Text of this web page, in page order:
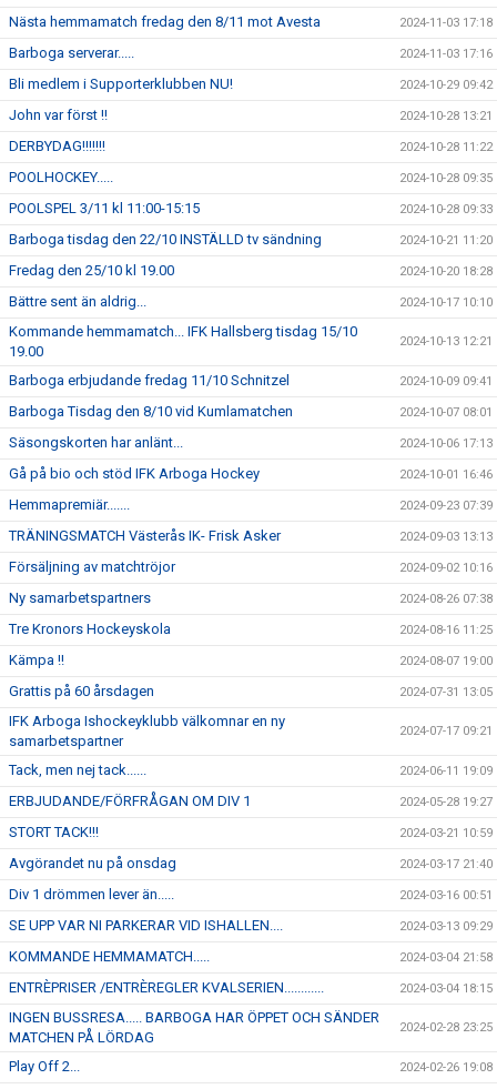
Nästa hemmamatch fredag den 8/11 mot Avesta 2024-11-03 17:18
Barboga serverar..... 2024-11-03 17:16
Bli medlem i Supporterklubben NU! 2024-10-29 09:42
John var först !! 2024-10-28 13:21
DERBYDAG!!!!!!! 2024-10-28 11:22
POOLHOCKEY..... 2024-10-28 09:35
POOLSPEL 3/11 kl 11:00-15:15 2024-10-28 09:33
Barboga tisdag den 22/10 INSTÄLLD tv sändning 2024-10-21 11:20
Fredag den 25/10 kl 19.00 2024-10-20 18:28
Bättre sent än aldrig... 2024-10-17 10:10
Kommande hemmamatch... IFK Hallsberg tisdag 15/10
19.00
2024-10-13 12:21
Barboga erbjudande fredag 11/10 Schnitzel 2024-10-09 09:41
Barboga Tisdag den 8/10 vid Kumlamatchen 2024-10-07 08:01
Säsongskorten har anlänt... 2024-10-06 17:13
Gå på bio och stöd IFK Arboga Hockey 2024-10-01 16:46
Hemmapremiär....... 2024-09-23 07:39
TRÄNINGSMATCH Västerås IK- Frisk Asker 2024-09-03 13:13
Försäljning av matchtröjor 2024-09-02 10:16
Ny samarbetspartners 2024-08-26 07:38
Tre Kronors Hockeyskola 2024-08-16 11:25
Kämpa !! 2024-08-07 19:00
Grattis på 60 årsdagen 2024-07-31 13:05
IFK Arboga Ishockeyklubb välkomnar en ny
samarbetspartner
2024-07-17 09:21
Tack, men nej tack...... 2024-06-11 19:09
ERBJUDANDE/FÖRFRÅGAN OM DIV 1 2024-05-28 19:27
STORT TACK!!! 2024-03-21 10:59
Avgörandet nu på onsdag 2024-03-17 21:40
Div 1 drömmen lever än..... 2024-03-16 00:51
SE UPP VAR NI PARKERAR VID ISHALLEN.... 2024-03-13 09:29
KOMMANDE HEMMAMATCH..... 2024-03-04 21:58
ENTRÈPRISER /ENTRÈREGLER KVALSERIEN............ 2024-03-04 18:15
INGEN BUSSRESA..... BARBOGA HAR ÖPPET OCH SÄNDER
MATCHEN PÅ LÖRDAG
2024-02-28 23:25
Play Off 2... 2024-02-26 19:08